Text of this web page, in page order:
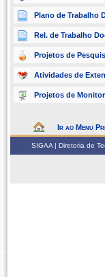
Plano de Trabalho
Rel. de Trabalho
Projetos de
Atividades de
Projetos de
Ir ao Menu
SIGAA | Diretoria de